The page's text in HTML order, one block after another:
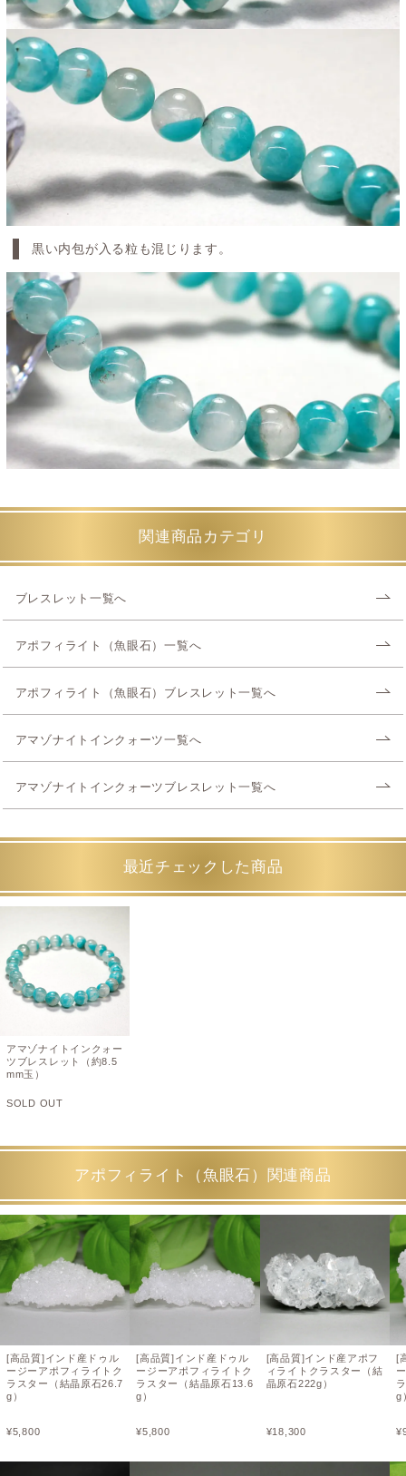
黒い内包が入る粒も混じります。
関連商品カテゴリ
ブレスレット一覧へ
アポフィライト（魚眼石）一覧へ
アポフィライト（魚眼石）ブレスレット一覧へ
アマゾナイトインクォーツ一覧へ
アマゾナイトインクォーツブレスレット一覧へ
最近チェックした商品
アマゾナイトインクォー
ツブレスレット（約8.5
mm玉）
SOLD OUT
アポフィライト（魚眼石）関連商品
[高品質]インド産ドゥル
ージーアポフィライトク
ラスター（結晶原石26.7
g）
¥5,800
[高品質]インド産ドゥル
ージーアポフィライトク
ラスター（結晶原石13.6
g）
¥5,800
[高品質]インド産アポフ
ィライトクラスター（結
晶原石222g）
¥18,300
[
g
¥